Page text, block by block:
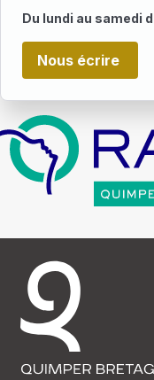
Du lundi au samedi
Nous écrire